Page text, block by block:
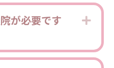
が必要です